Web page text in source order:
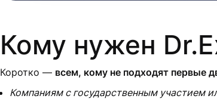
Кому нужен
Коротко — всем, кому не подходят первые
Компаниям с государственным участием